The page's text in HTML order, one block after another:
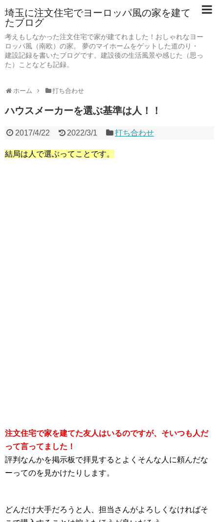
埼玉に注文住宅でヨーロッパ風の家を建て
たブログ
考えもしなかった注文住宅で家が建てれました！おしゃれなヨー
ロッパ風（南欧）の家。 夢のマイホームをゲットした道のり・
建設記録を書いたブログです。建設後の生活風景や感じた（思っ
た）ことなども記録。
ホーム 打ち合わせ
ハウスメーカーを選ぶ基準は人！！
2017/4/22 2022/3/1 打ち合わせ
結局は人で選ぶってことです。
注文住宅で家を建てた友人はいるのですが、そいつも人だ
って言ってました！
評判なんかを掲示板で拝見するとよくそんな人に頼んだな
ーってのを見かけたりします。
どんだけ大手だろうと人、担当さんがよろしくなければそ